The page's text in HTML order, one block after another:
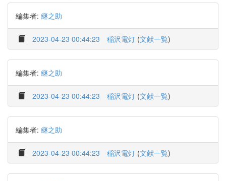
編集者: 継之助
2023-04-23 00:44:23 稲沢電灯 (文献一覧)
編集者: 継之助
2023-04-23 00:44:23 稲沢電灯 (文献一覧)
編集者: 継之助
2023-04-23 00:44:23 稲沢電灯 (文献一覧)